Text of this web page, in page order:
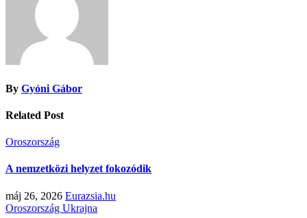
By Gyóni Gábor
Related Post
Oroszország
A nemzetközi helyzet fokozódik
máj 26, 2026 Eurazsia.hu
Oroszország Ukrajna